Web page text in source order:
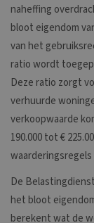
naheffing
bloot eigendom
van het
ratio wordt
Deze ratio zorgt
verhuurde
verkoopwaarde
190.000 tot €
De
het bloot
berekent wat de